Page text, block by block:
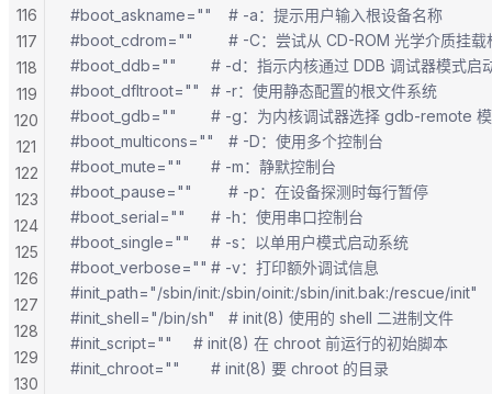
#boot_askname=""	# -a：提示用户输入根设备名称
#boot_cdrom=""		# -C：尝试从 CD-ROM 光学介质
#boot_ddb=""		# -d：指示内核通过 DDB 调试器模式启
#boot_dfltroot=""	# -r：使用静态配置的根文件系统
#boot_gdb=""		# -g：为内核调试器选择 gdb-remote
#boot_multicons=""	# -D：使用多个控制台
#boot_mute=""		# -m：静默控制台
#boot_pause=""		# -p：在设备探测时每行暂停
#boot_serial=""		# -h：使用串口控制台
#boot_single=""		# -s：以单用户模式启动系统
#boot_verbose=""	# -v：打印额外调试信息
#init_path="/sbin/init:/sbin/oinit:/sbin/init.bak:/rescue/init"
#init_shell="/bin/sh"	# init(8) 使用的 shell 二进制文件
#init_script=""		# init(8) 在 chroot 前运行的初始脚本
#init_chroot=""		# init(8) 要 chroot 的目录
116
117
118
119
120
121
122
123
124
125
126
127
128
129
130